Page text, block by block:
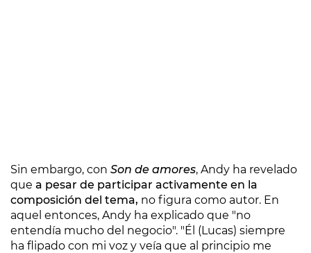
Sin embargo, con Son de amores, Andy ha revelado
que a pesar de participar activamente en la
composición del tema, no figura como autor. En
aquel entonces, Andy ha explicado que "no
entendía mucho del negocio". "Él (Lucas) siempre
ha flipado con mi voz y veía que al principio me